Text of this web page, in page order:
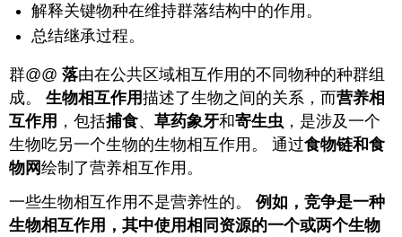
解释关键物种在维持群落结构中的作用。
总结继承过程。
群@@落由在公共区域相互作用的不同物种的种群组
成。生物相互作用描述了生物之间的关系，而营养相
互作用 ，包括捕食、草药象牙和寄生虫 ，是涉及一个
生物吃另一个生物的生物相互作用。 通过食物链和食
物网绘制了营养相互作用。
一些生物相互作用不是营养性的。例如，竞争是一种
生物相互作用，其中使用相同资源的一个或两个生物